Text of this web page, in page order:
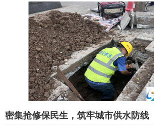
密集抢修保民生，筑牢城市供水防线